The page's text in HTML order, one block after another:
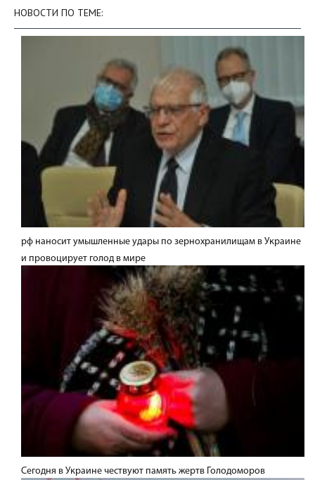
НОВОСТИ ПО ТЕМЕ:
рф наносит умышленные удары по зернохранилищам в Украине
и провоцирует голод в мире
Сегодня в Украине чествуют память жертв Голодоморов